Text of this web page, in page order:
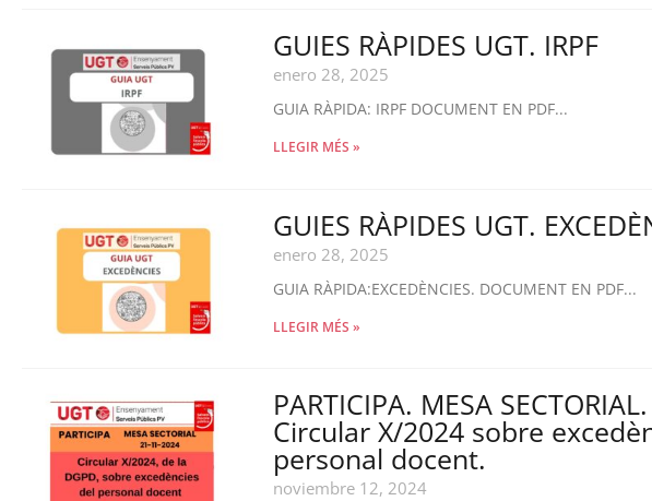
GUIES RÀPIDES UGT. IRPF
enero 28, 2025
GUIA RÀPIDA: IRPF DOCUMENT EN PDF...
LLEGIR MÉS »
GUIES RÀPIDES UGT.
enero 28, 2025
GUIA RÀPIDA:EXCEDÈNCIES. DOCUMENT EN PDF...
LLEGIR MÉS »
PARTICIPA. MESA
Circular X/2024 sobre
personal docent.
noviembre 12, 2024